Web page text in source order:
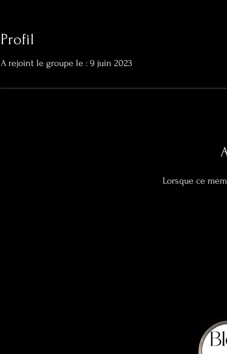
Profil
A rejoint le groupe le : 9 juin 2023
Lorsque ce